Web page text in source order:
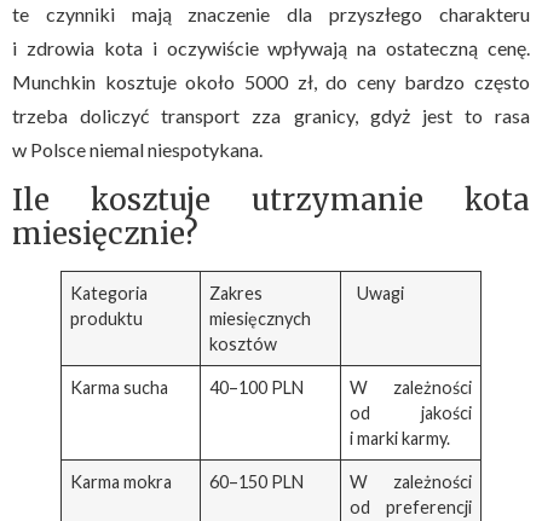
te czynniki mają znaczenie dla przyszłego charakteru
i zdrowia kota i oczywiście wpływają na ostateczną cenę.
Munchkin kosztuje około 5000 zł, do ceny bardzo często
trzeba doliczyć transport zza granicy, gdyż jest to rasa
w Polsce niemal niespotykana.
Ile kosztuje utrzymanie kota
miesięcznie?
Kategoria
produktu
Zakres
miesięcznych
kosztów
Uwagi
Karma sucha 40–100 PLN
W zależności
od jakości
i marki karmy.
Karma mokra 60–150 PLN
W zależności
od preferencji